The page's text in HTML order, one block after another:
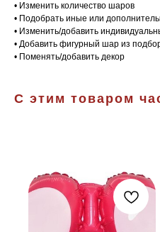
• Изменить количество шаров
• Подобрать иные или
• Изменить/добавить
• Добавить фигурный шар из
• Поменять/добавить декор
С этим товаром